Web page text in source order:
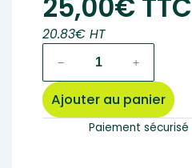
25,00€ TTC
20.83€ HT
R2066
–
− +
Ajouter au panier
Paiement sécurisé